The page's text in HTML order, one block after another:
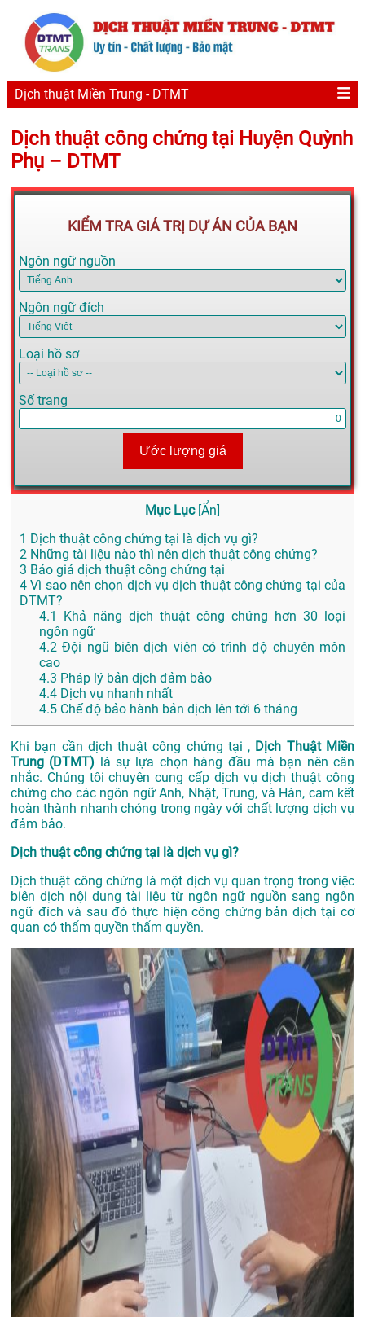
Dịch thuật Miền Trung - DTMT
Dịch thuật công chứng tại Huyện Quỳnh
Phụ – DTMT
KIỂM TRA GIÁ TRỊ DỰ ÁN CỦA BẠN
Ngôn ngữ nguồn
Ngôn ngữ đích
Loại hồ sơ
Số trang
Ước lượng giá
Mục Lục [Ẩn]
1 Dịch thuật công chứng tại là dịch vụ gì?
2 Những tài liệu nào thì nên dịch thuật công chứng?
3 Báo giá dịch thuật công chứng tại
4 Vì sao nên chọn dịch vụ dịch thuật công chứng tại của
DTMT?
4.1
Khả năng dịch thuật công chứng hơn 30 loại
ngôn ngữ
4.2 Đội ngũ biên dịch viên có trình độ chuyên môn
cao
4.3 Pháp lý bản dịch đảm bảo
4.4 Dịch vụ nhanh nhất
4.5 Chế độ bảo hành bản dịch lên tới 6 tháng
Khi bạn cần dịch thuật công chứng tại , Dịch Thuật Miền
Trung (DTMT) là sự lựa chọn hàng đầu mà bạn nên cân
nhắc. Chúng tôi chuyên cung cấp dịch vụ dịch thuật công
chứng cho các ngôn ngữ Anh, Nhật, Trung, và Hàn, cam kết
hoàn thành nhanh chóng trong ngày với chất lượng dịch vụ
đảm bảo.
Dịch thuật công chứng tại là dịch vụ gì?
Dịch thuật công chứng là một dịch vụ quan trọng trong việc
biên dịch nội dung tài liệu từ ngôn ngữ nguồn sang ngôn
ngữ đích và sau đó thực hiện công chứng bản dịch tại cơ
quan có thẩm quyền thẩm quyền.